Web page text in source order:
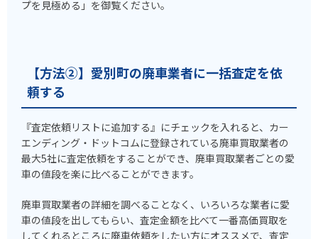
プを見極める」を御覧ください。
【方法②】愛別町の廃車業者に一括査定を依
頼する
『査定依頼リストに追加する』にチェックを入れると、カー
エンディング・ドットコムに登録されている廃車買取業者の
最大5社に査定依頼をすることができ、廃車買取業者ごとの愛
車の値段を楽に比べることができます。
廃車買取業者の詳細を調べることなく、いろいろな業者に愛
車の値段を出してもらい、査定金額を比べて一番高価買取を
してくれるところに廃車依頼をしたい方にオススメで、査定